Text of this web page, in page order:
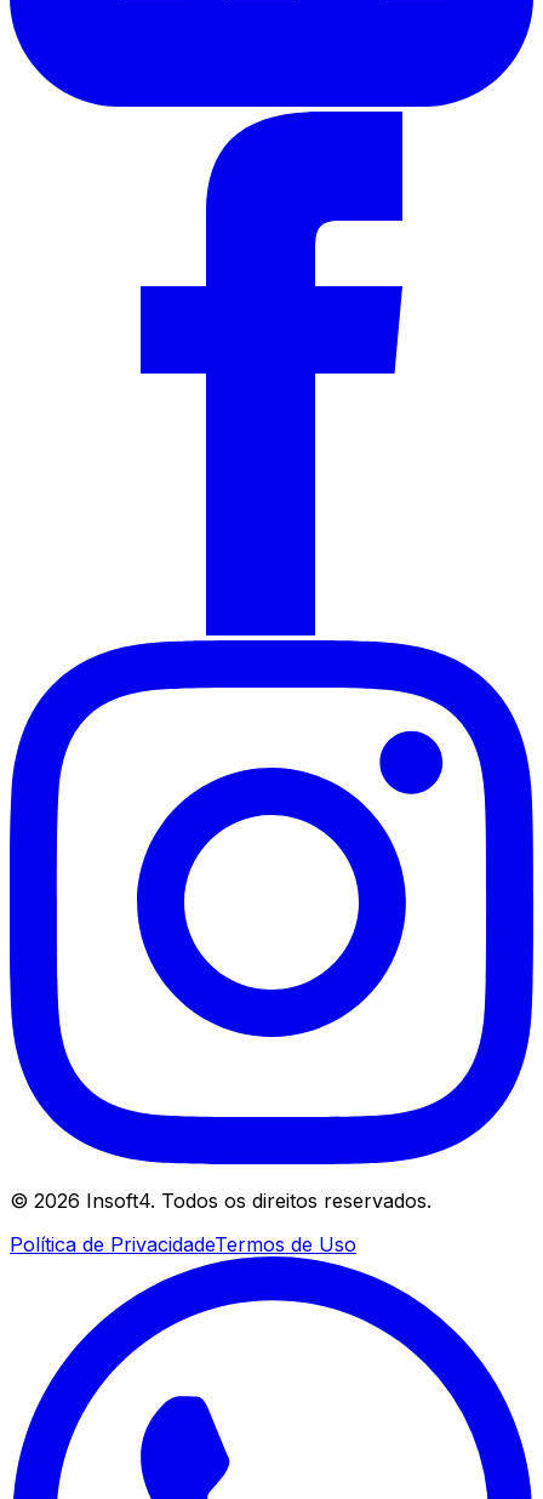
© 2026 Insoft4. Todos os direitos reservados.
Política de PrivacidadeTermos de Uso